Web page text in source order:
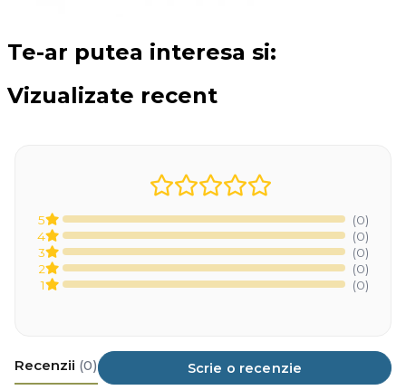
Te-ar putea interesa si:
Vizualizate recent
5
(0)
4
(0)
3
(0)
2
(0)
1
(0)
Recenzii (0) Scrie o recenzie